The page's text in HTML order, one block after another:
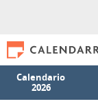
Calendario
2026